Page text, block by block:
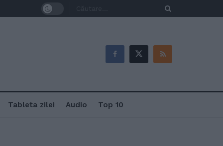
Tableta zilei Audio Top 10